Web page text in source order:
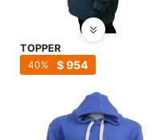
TOPPER
$954
40